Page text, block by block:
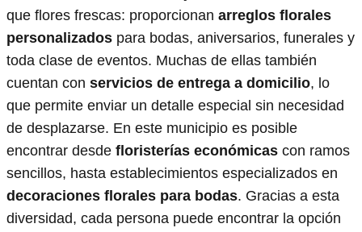
que flores frescas: proporcionan arreglos florales
personalizados para bodas, aniversarios, funerales y
toda clase de eventos. Muchas de ellas también
cuentan con servicios de entrega a domicilio, lo
que permite enviar un detalle especial sin necesidad
de desplazarse. En este municipio es posible
encontrar desde floristerías económicas con ramos
sencillos, hasta establecimientos especializados en
decoraciones florales para bodas. Gracias a esta
diversidad, cada persona puede encontrar la opción